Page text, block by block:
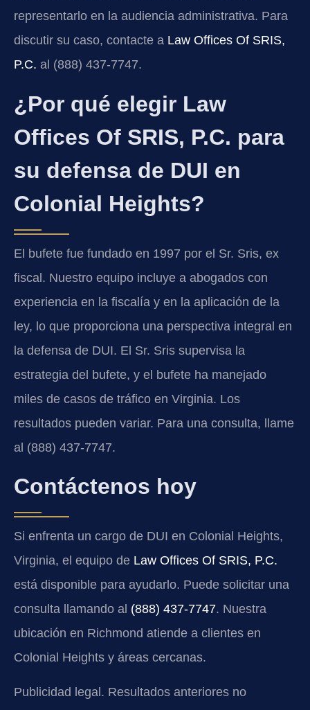
representarlo en la audiencia administrativa. Para
discutir su caso, contacte a Law Offices Of SRIS,
P.C. al (888) 437-7747.
¿Por qué elegir Law
Offices Of SRIS, P.C. para
su defensa de DUI en
Colonial Heights?
El bufete fue fundado en 1997 por el Sr. Sris, ex
fiscal. Nuestro equipo incluye a abogados con
experiencia en la fiscalía y en la aplicación de la
ley, lo que proporciona una perspectiva integral en
la defensa de DUI. El Sr. Sris supervisa la
estrategia del bufete, y el bufete ha manejado
miles de casos de tráfico en Virginia. Los
resultados pueden variar. Para una consulta, llame
al (888) 437-7747.
Contáctenos hoy
Si enfrenta un cargo de DUI en Colonial Heights,
Virginia, el equipo de Law Offices Of SRIS, P.C.
está disponible para ayudarlo. Puede solicitar una
consulta llamando al (888) 437-7747. Nuestra
ubicación en Richmond atiende a clientes en
Colonial Heights y áreas cercanas.
Publicidad legal. Resultados anteriores no